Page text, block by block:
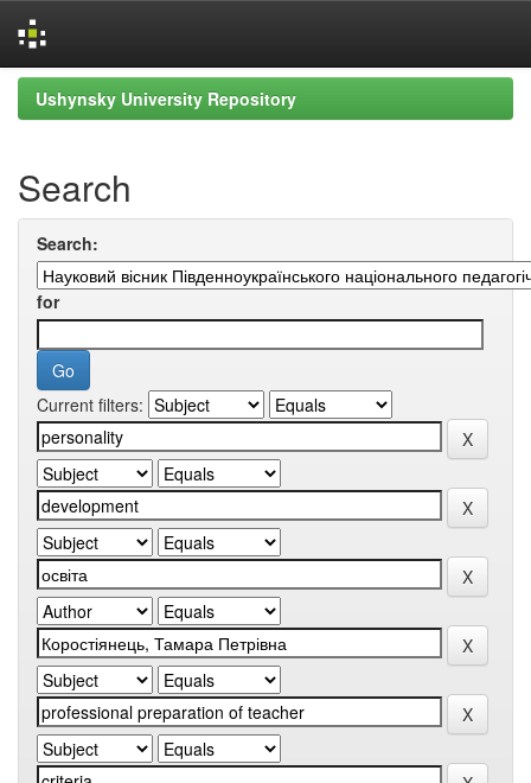
Skip
navigation
Ushynsky University Repository
Search
Search:
for
Current filters: